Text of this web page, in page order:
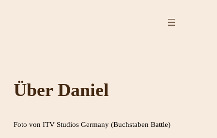
Über Daniel
Foto von ITV Studios Germany (Buchstaben Battle)